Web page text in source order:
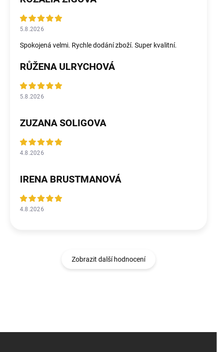
5.8.2026
Spokojená velmi. Rychle dodání zboží. Super kvalitní.
RŮŽENA ULRYCHOVÁ
5.8.2026
ZUZANA SOLIGOVA
4.8.2026
IRENA BRUSTMANOVÁ
4.8.2026
Zobrazit další hodnocení